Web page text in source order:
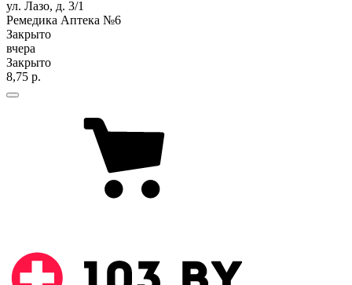
ул. Лазо, д. 3/1
Ремедика Аптека №6
Закрыто
вчера
Закрыто
8,75 р.